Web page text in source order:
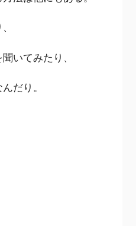
いてみたり、
だり。